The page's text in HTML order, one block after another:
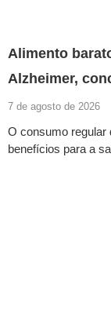
Alimento
Alzheimer,
7 de agosto de 2026
O consumo regular
benefícios para a